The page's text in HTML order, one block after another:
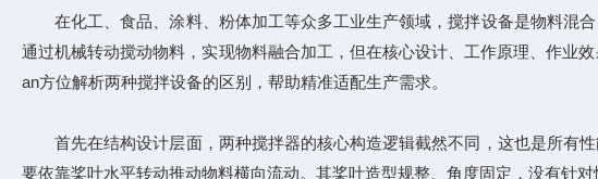
在化工、食品、涂料、粉体加工等众多工业生产领域，搅拌设备是物料混合
通过机械转动搅动物料，实现物料融合加工，但在核心设计、工作原理、作业
an方位解析两种搅拌设备的区别，帮助精准适配生产需求。
首先在结构设计层面，两种搅拌器的核心构造逻辑截然不同，这也是所有性
要依靠桨叶水平转动推动物料横向流动。其桨叶造型规整、角度固定，没有针